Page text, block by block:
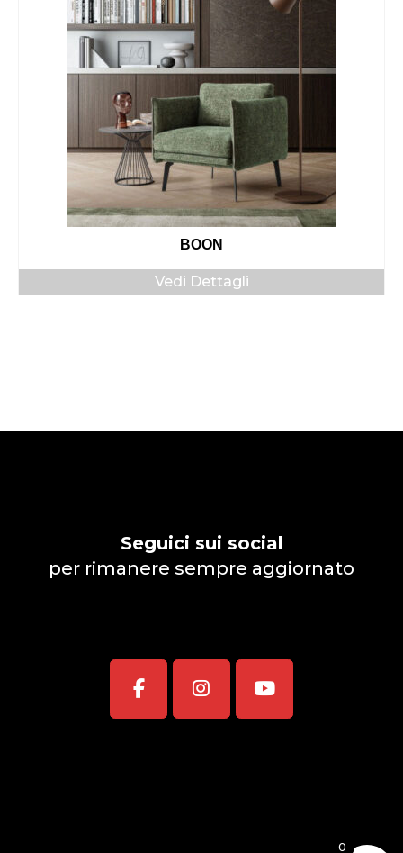
BOON
Vedi Dettagli
Seguici sui social
per rimanere sempre aggiornato
0